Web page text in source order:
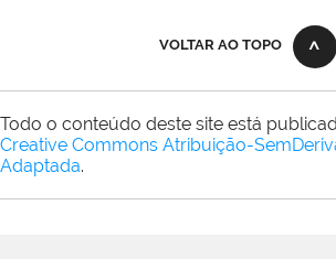
VOLTAR AO TOPO
Todo o conteúdo deste site está
Creative Commons Atribuição-
Adaptada.